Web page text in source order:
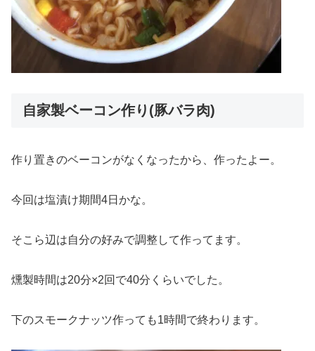
自家製ベーコン作り(豚バラ肉)
作り置きのベーコンがなくなったから、作ったよー。
今回は塩漬け期間4日かな。
そこら辺は自分の好みで調整して作ってます。
燻製時間は20分×2回で40分くらいでした。
下のスモークナッツ作っても1時間で終わります。